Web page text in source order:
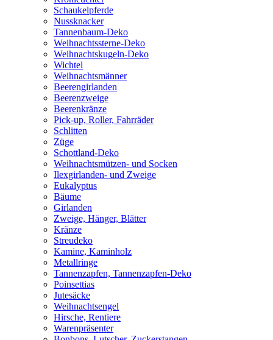
Schaukelpferde
Nussknacker
Tannenbaum-Deko
Weihnachtssterne-Deko
Weihnachtskugeln-Deko
Wichtel
Weihnachtsmänner
Beerengirlanden
Beerenzweige
Beerenkränze
Pick-up, Roller, Fahrräder
Schlitten
Züge
Schottland-Deko
Weihnachtsmützen- und Socken
Ilexgirlanden- und Zweige
Eukalyptus
Bäume
Girlanden
Zweige, Hänger, Blätter
Kränze
Streudeko
Kamine, Kaminholz
Metallringe
Tannenzapfen, Tannenzapfen-Deko
Poinsettias
Jutesäcke
Weihnachtsengel
Hirsche, Rentiere
Warenpräsenter